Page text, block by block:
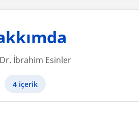
İbrahim Esinler
4 içerik